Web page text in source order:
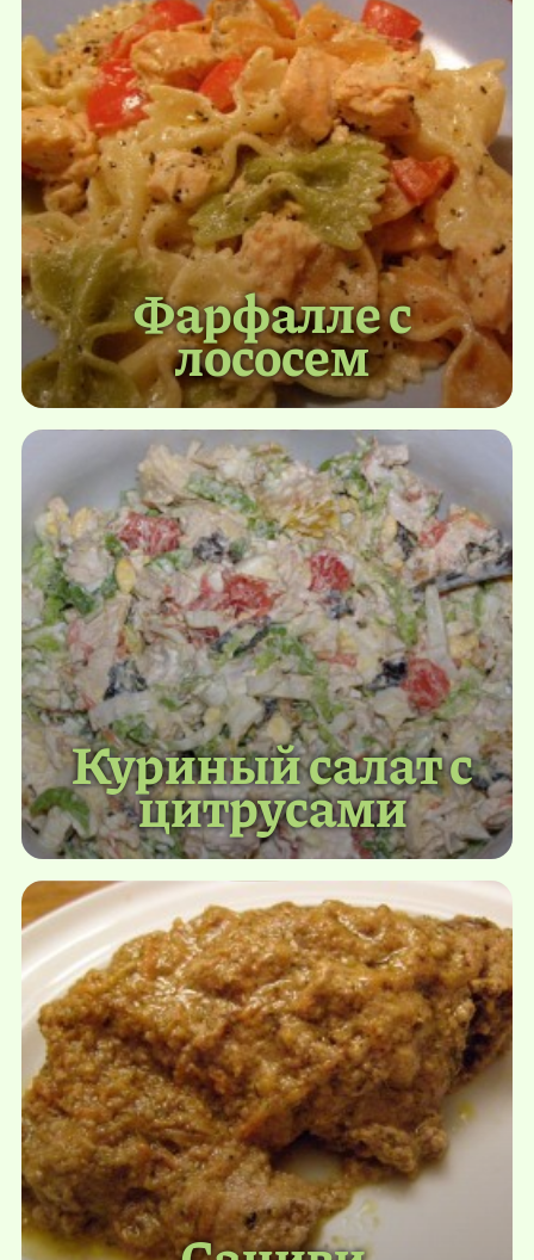
Фарфалле с
лососем
Куриный салат с
цитрусами